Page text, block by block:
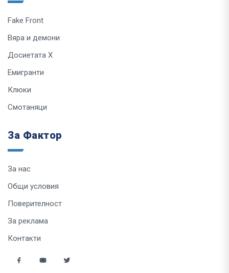
Fake Front
Вяра и демони
Досиетата Х
Емигранти
Клюки
Смотаняци
За Фактор
За нас
Общи условия
Поверителност
За реклама
Контакти